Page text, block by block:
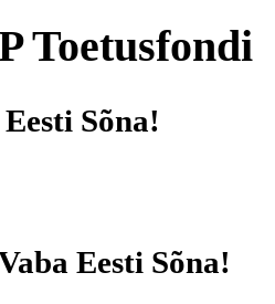
Toetusfondi
Sõna!
Eesti Sõna!